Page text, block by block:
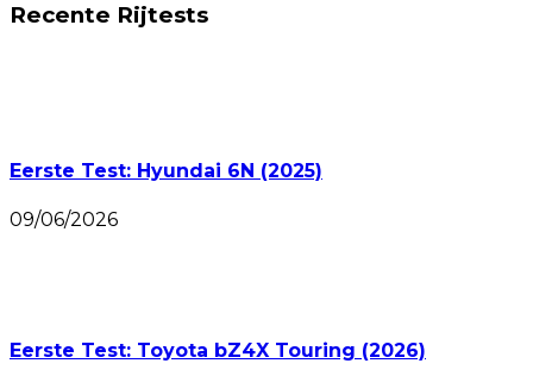
Recente Rijtests
Eerste Test: Hyundai 6N (2025)
09/06/2026
Eerste Test: Toyota bZ4X Touring (2026)